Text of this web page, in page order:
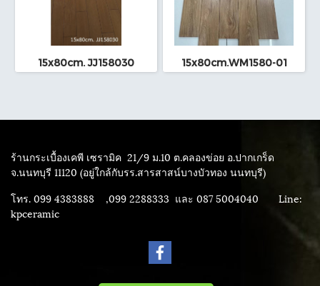
15x80cm. JJ158030 15x80cm.WM1580-01
ร้านกระเบื้องเคพี เซรามิค 21/9 ม.10 ต.คลองข่อย อ.ปากเกร็ด
จ.นนทบุรี 11120 (อยู่ใกล้กับรร.สารสาสน์บางบัวทอง นนทบุรี)
โทร. 099 4383888 ,099 2288333 และ 087 5004040 Line:
kpceramic